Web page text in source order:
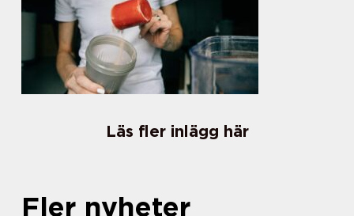
Läs fler inlägg här
Fler nyheter